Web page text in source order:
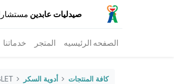
صيدليات عابدين
الصفحه الرئيسيه المتجر خدماتنا
كافة المنتجات أدوية السكر